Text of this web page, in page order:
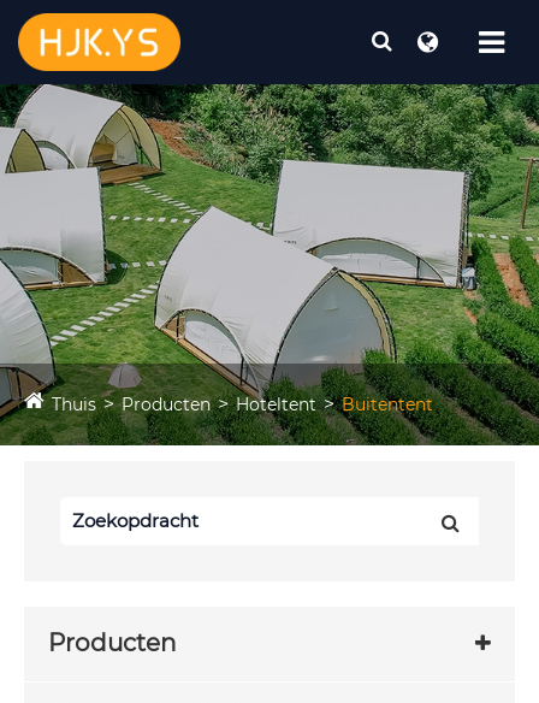
Thuis Producten Hoteltent Buitentent
Producten